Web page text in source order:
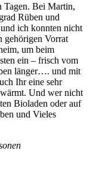
Tagen. Bei Martin,
Rüben und
ich konnten nicht
gehörigen Vorrat
um beim
ein – frisch vom
länger…. und mit
Ihr eine sehr
wärmt. Und wer nicht
Bioladen oder auf
und Vieles